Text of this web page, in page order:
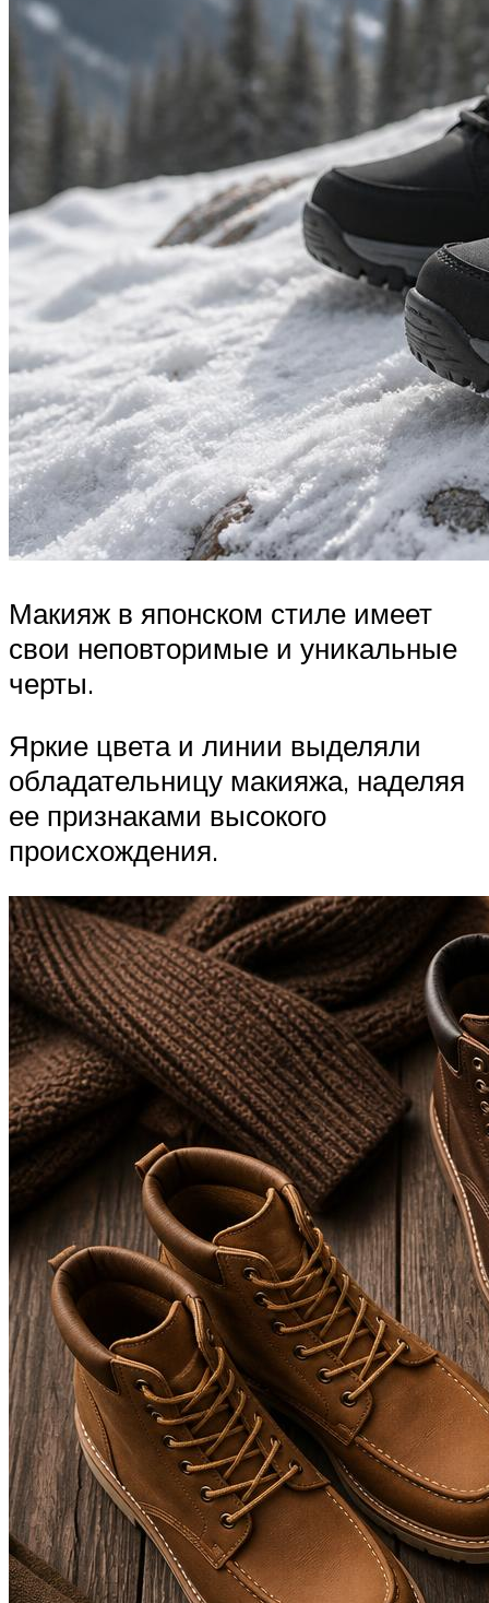
Макияж в японском стиле имеет
свои неповторимые и уникальные
черты.
Яркие цвета и линии выделяли
обладательницу макияжа, наделяя
ее признаками высокого
происхождения.